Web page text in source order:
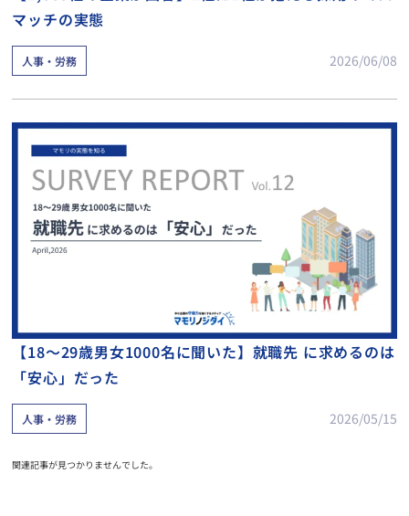
マッチの実態
人事・労務 2026/06/08
【18～29歳男女1000名に聞いた】就職先 に求めるのは
「安心」だった
人事・労務 2026/05/15
関連記事が見つかりませんでした。